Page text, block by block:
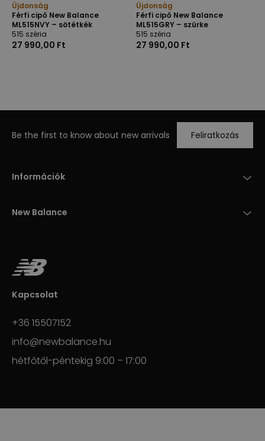
Újdonság
Férfi cipő New Balance
ML515NVY – sötétkék
515 széria
27 990,00 Ft
Újdonság
Férfi cipő New Balance
ML515GRY – szürke
515 széria
27 990,00 Ft
Be the first to know about new arrivals Feliratkozás
Információk
New Balance
Kapcsolat
+36 15507152
info@newbalance.hu
hétfőtől-péntekig 9:00 – 17:00